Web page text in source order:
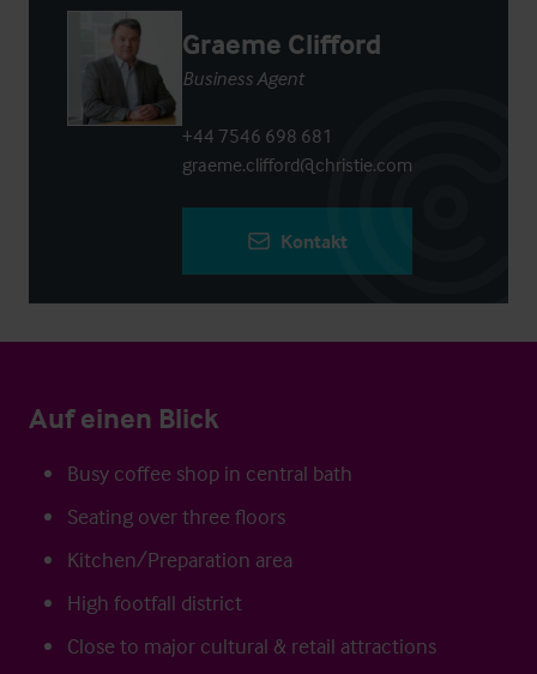
Graeme Clifford
Business Agent
+44 7546 698 681
graeme.clifford@christie.com
Kontakt
Auf einen Blick
Busy coffee shop in central bath
Seating over three floors
Kitchen/Preparation area
High footfall district
Close to major cultural & retail attractions